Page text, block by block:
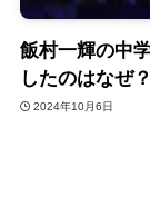
飯村一輝の中
したのはなぜ？
2024年10月6日